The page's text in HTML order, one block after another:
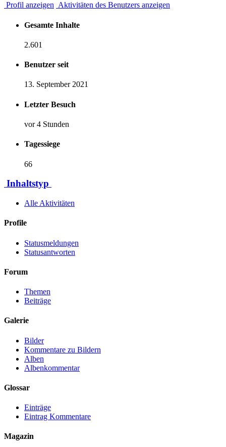
Profil anzeigen Aktivitäten des Benutzers anzeigen
Gesamte Inhalte
2.601
Benutzer seit
13. September 2021
Letzter Besuch
vor 4 Stunden
Tagessiege
66
Inhaltstyp
Alle Aktivitäten
Profile
Statusmeldungen
Statusantworten
Forum
Themen
Beiträge
Galerie
Bilder
Kommentare zu Bildern
Alben
Albenkommentar
Glossar
Einträge
Eintrag Kommentare
Magazin